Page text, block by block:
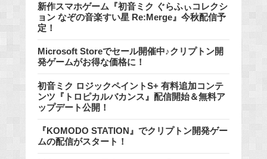
新作スマホゲーム『初音ミク ぐらふぃコレクシ
ョン なぞの音楽すい星 Re:Merge』今秋配信予
定！
Microsoft Storeでセール開催中♪クリプトン開
発ゲームがお得な価格に！
初音ミク ロジックペイントS+ 有料追加コンテ
ンツ『トロピカルバカンス』配信開始＆無料ア
ップデート公開！
『KOMODO STATION』でクリプトン開発ゲー
ムの配信がスタート！